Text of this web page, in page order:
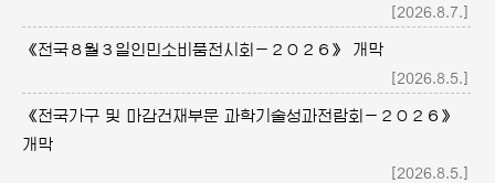
[2026.8.7.]
《전국８월３일인민소비품전시회－２０２６》 개막
[2026.8.5.]
《전국가구 및 마감건재부문 과학기술성과전람회－２０２６》
개막
[2026.8.5.]